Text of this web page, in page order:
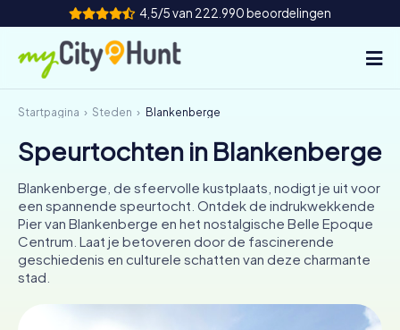
4,5/5 van 222.990 beoordelingen
Hoe het werkt
Steden
Tours
Teamevenement
Tickets
Startpagina Steden Blankenberge
Speurtochten in Blankenberge
Blankenberge, de sfeervolle kustplaats, nodigt je uit voor
een spannende speurtocht. Ontdek de indrukwekkende
Pier van Blankenberge en het nostalgische Belle Epoque
Centrum. Laat je betoveren door de fascinerende
geschiedenis en culturele schatten van deze charmante
stad.